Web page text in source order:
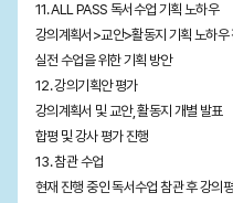
11. ALL PASS 독서수업 기획 노하우
강의계획서>교안>활동지 기획 노하우
실전 수업을 위한 기획 방안
12. 강의기획안 평가
강의계획서 및 교안, 활동지 개별 발표
합평 및 강사 평가 진행
13. 참관 수업
현재 진행 중인 독서수업 참관 후 강의